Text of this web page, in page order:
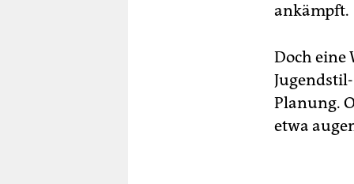
ankämpft.
Doch eine
Planung.
etwa